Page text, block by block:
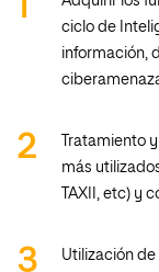
ciclo de
información,
Tratamiento
más
TAXII, etc) y
Utilización